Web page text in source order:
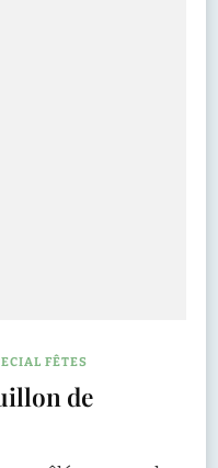
FÊTES
de